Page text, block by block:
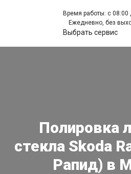
Время работы: с 08:00
Ежедневно, без
Выбрать сервис
Полировка
стекла Skoda
Рапид) в